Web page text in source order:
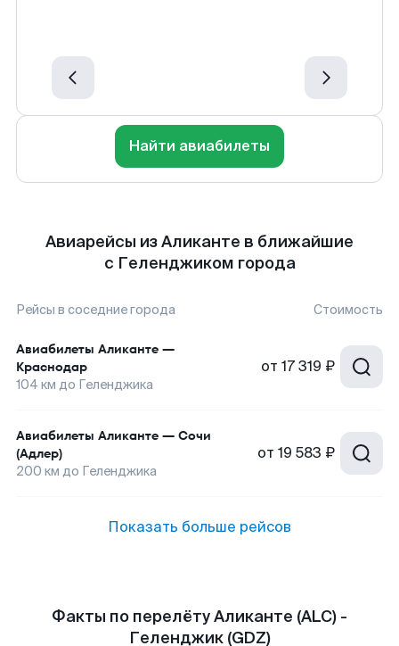
Найти авиабилеты
Авиарейсы из Аликанте в ближайшие
с Геленджиком города
Рейсы в соседние города Стоимость
Авиабилеты Аликанте —
Краснодар
104 км до Геленджика
от 17 319 ₽
Авиабилеты Аликанте — Сочи
(Адлер)
200 км до Геленджика
от 19 583 ₽
Показать больше рейсов
Факты по перелёту Аликанте (ALC) -
Геленджик (GDZ)